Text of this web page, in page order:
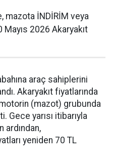
mazota İNDİRİM veya
2026 Akaryakıt
araç sahiplerini
Akaryakıt fiyatlarında
(mazot) grubunda
Gece yarısı itibarıyla
ardından,
yeniden 70 TL